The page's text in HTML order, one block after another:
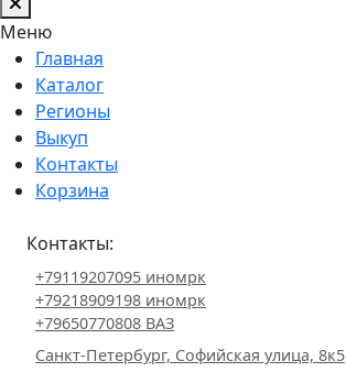
Меню
Главная
Каталог
Регионы
Выкуп
Контакты
Корзина
Контакты:
+79119207095 иномрк
+79218909198 иномрк
+79650770808 ВАЗ
Санкт-Петербург, Софийская улица, 8к5